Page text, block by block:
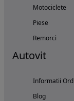
Motociclete
Piese
Remorci
Autovit
Informatii
Blog